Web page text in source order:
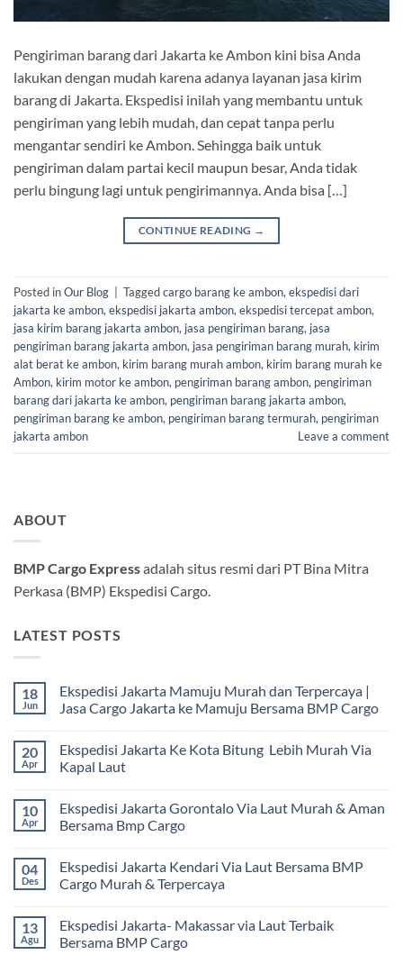
Pengiriman barang dari Jakarta ke Ambon kini bisa Anda
lakukan dengan mudah karena adanya layanan jasa kirim
barang di Jakarta. Ekspedisi inilah yang membantu untuk
pengiriman yang lebih mudah, dan cepat tanpa perlu
mengantar sendiri ke Ambon. Sehingga baik untuk
pengiriman dalam partai kecil maupun besar, Anda tidak
perlu bingung lagi untuk pengirimannya. Anda bisa […]
CONTINUE READING →
Posted inOur Blog Taggedcargo barang ke ambon, ekspedisi dari
jakarta ke ambon, ekspedisi jakarta ambon, ekspedisi tercepat ambon,
jasa kirim barang jakarta ambon, jasa pengiriman barang, jasa
pengiriman barang jakarta ambon, jasa pengiriman barang murah, kirim
alat berat ke ambon, kirim barang murah ambon, kirim barang murah ke
Ambon, kirim motor ke ambon, pengiriman barang ambon, pengiriman
barang dari jakarta ke ambon, pengiriman barang jakarta ambon,
pengiriman barang ke ambon, pengiriman barang termurah, pengiriman
jakarta ambon
Leave a comment
ABOUT
BMP Cargo Expressadalah situs resmi dari PT Bina Mitra
Perkasa (BMP) Ekspedisi Cargo.
LATEST POSTS
18
Jun
Ekspedisi Jakarta Mamuju Murah dan Terpercaya |
Jasa Cargo Jakarta ke Mamuju Bersama BMP Cargo
komentar
pada
Ekspedisi
Murah
dan
Terpercaya
Cargo
Jakarta
ke
BMP
Cargo
20
Apr
Ekspedisi Jakarta Ke Kota Bitung Lebih Murah Via
Kapal Laut
komentar
pada
Ekspedisi
Kota
Bitung
Lebih
Kapal
Laut
10
Apr
Ekspedisi Jakarta Gorontalo Via Laut Murah & Aman
Bersama Bmp Cargo
komentar
pada
Ekspedisi
Via
Laut
Murah
04
Des
Ekspedisi Jakarta Kendari Via Laut Bersama BMP
Cargo Murah & Terpercaya
komentar
pada
Ekspedisi
13
Agu
Ekspedisi Jakarta- Makassar via Laut Terbaik
Bersama BMP Cargo